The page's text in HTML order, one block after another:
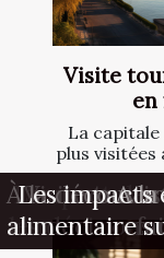
Visite
en
La capitale
plus visitées
L'impact
les décisions
Visite
À la
A
Les impacts
alimentaire